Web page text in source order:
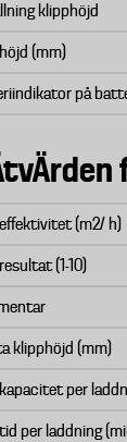
klipphöjd
(mm)
på
(m2/ h)
(1-10)
klipphöjd (mm)
per
per laddning